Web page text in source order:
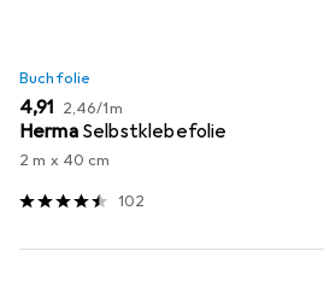
Buchfolie
EUR
4,91 EUR
2,46/1m
Herma Selbstklebefolie
2 m x 40 cm
102